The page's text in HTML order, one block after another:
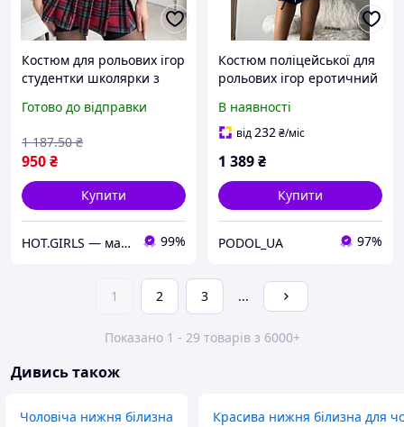
Костюм для рольових ігор
студентки школярки з
прозорим топом із
жіночий одяг для сексу
Готово до відправки
950₴
1 187.50 ₴
Купити
HOT.GIRLS — магазин жіночої білизни, купальників та стильних образів для впевнених у собі дівчат. 99%
Костюм поліцейської для
рольових ігор еротичний
одяг для сексу S
В наявності
від232₴/міс
1 389₴
Купити
PODOL_UA 97%
1 2 3 ...
Показано 1 - 29 товарів з 6000+
Дивись також
Чоловіча нижня білизна Красива нижня білизна для